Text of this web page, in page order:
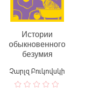
Истории
обыкновенного
безумия
Չարլզ Բուկովսկի